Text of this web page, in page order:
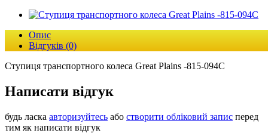
Опис
Відгуків (0)
Ступиця транспортного колеса Great Plains -815-094C
Написати відгук
будь ласка авторизуйтесь або створити обліковий запис перед
тим як написати відгук